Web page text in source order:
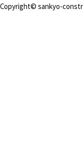
Copyright© sankyo-